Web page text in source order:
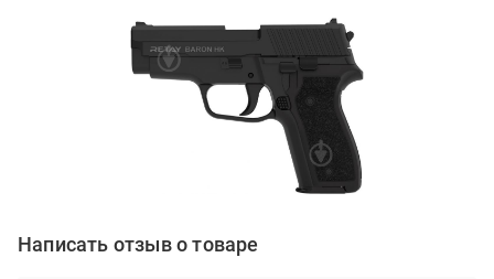
Написать отзыв о товаре